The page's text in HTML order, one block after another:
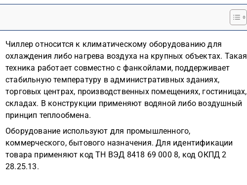
Чиллер относится к климатическому оборудованию для
охлаждения либо нагрева воздуха на крупных объектах. Такая
техника работает совместно с фанкойлами, поддерживает
стабильную температуру в административных зданиях,
торговых центрах, производственных помещениях, гостиницах,
складах. В конструкции применяют водяной либо воздушный
принцип теплообмена.
Оборудование используют для промышленного,
коммерческого, бытового назначения. Для идентификации
товара применяют код ТН ВЭД 8418 69 000 8, код ОКПД 2
28.25.13.